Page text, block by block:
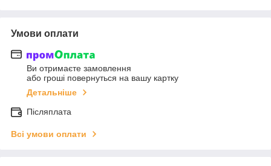
Умови оплати
Ви отримаєте замовлення
або гроші повернуться на вашу картку
Детальніше
Післяплата
Всі умови оплати